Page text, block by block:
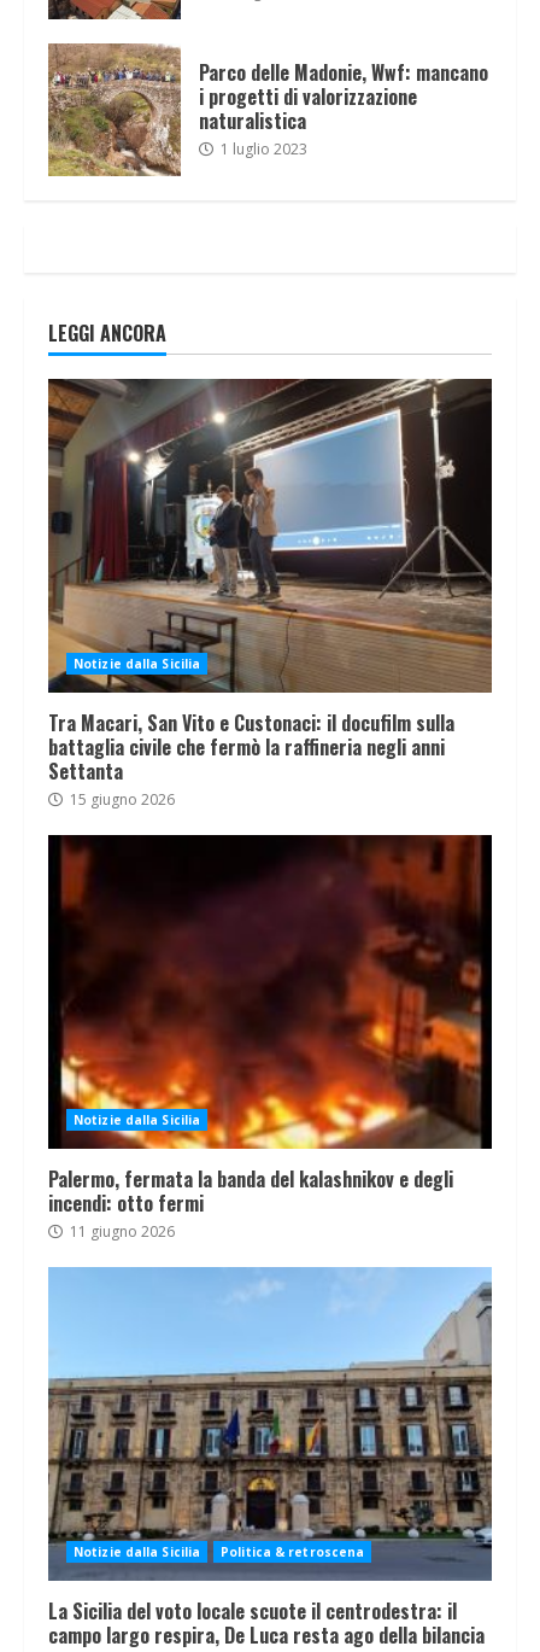
Parco delle Madonie, Wwf: mancano
i progetti di valorizzazione
naturalistica
1 luglio 2023
LEGGI ANCORA
Notizie dalla Sicilia
Tra Macari, San Vito e Custonaci: il docufilm sulla
battaglia civile che fermò la raffineria negli anni
Settanta
15 giugno 2026
Notizie dalla Sicilia
Palermo, fermata la banda del kalashnikov e degli
incendi: otto fermi
11 giugno 2026
Notizie dalla Sicilia Politica & retroscena
La Sicilia del voto locale scuote il centrodestra: il
campo largo respira, De Luca resta ago della bilancia